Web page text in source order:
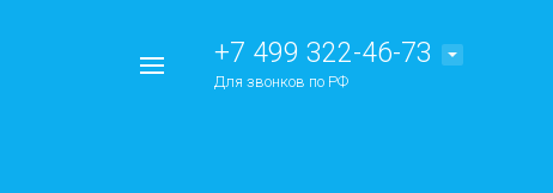
+7 499 322-46-73
Для звонков по РФ